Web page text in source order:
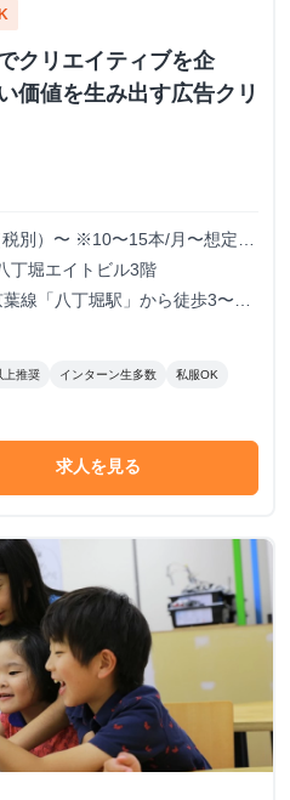
クリエイティブを企
価値を生み出す広告クリ
税別）〜 ※10〜15本/月〜想定
て変動 ※トライアル期間の場
丁堀エイトビル3階
線「八丁堀駅」から徒歩3〜6
上推奨 インターン生多数 私服OK
求人を見る